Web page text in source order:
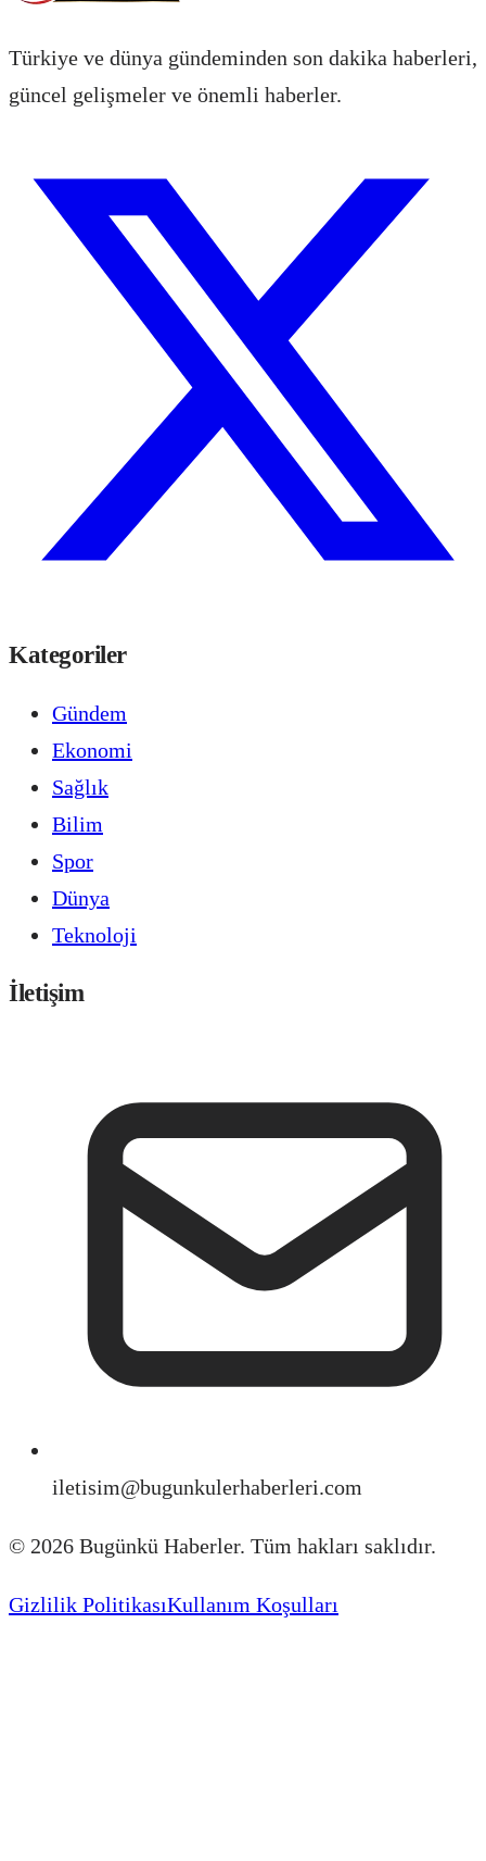
Türkiye ve dünya gündeminden son dakika haberleri,
güncel gelişmeler ve önemli haberler.
Kategoriler
Gündem
Ekonomi
Sağlık
Bilim
Spor
Dünya
Teknoloji
İletişim
iletisim@bugunkulerhaberleri.com
© 2026 Bugünkü Haberler. Tüm hakları saklıdır.
Gizlilik PolitikasıKullanım Koşulları